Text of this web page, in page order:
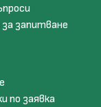
запитване
по заявка